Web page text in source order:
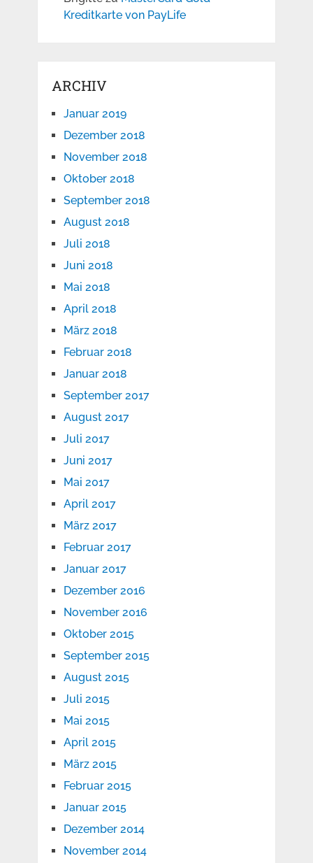
Kreditkarte von PayLife
ARCHIV
Januar 2019
Dezember 2018
November 2018
Oktober 2018
September 2018
August 2018
Juli 2018
Juni 2018
Mai 2018
April 2018
März 2018
Februar 2018
Januar 2018
September 2017
August 2017
Juli 2017
Juni 2017
Mai 2017
April 2017
März 2017
Februar 2017
Januar 2017
Dezember 2016
November 2016
Oktober 2015
September 2015
August 2015
Juli 2015
Mai 2015
April 2015
März 2015
Februar 2015
Januar 2015
Dezember 2014
November 2014